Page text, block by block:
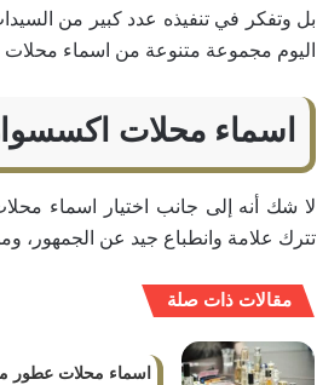
بل وتفكر في تنفيذه عدد كبير من
اليوم مجموعة متنوعة من اسماء
اسماء محلات اكسسوارات
لا شك أنه إلى جانب اختيار اسماء
تترك علامة وانطباع جيد عن الجمهور،
مقالات ذات صلة
اسماء محلات عطور